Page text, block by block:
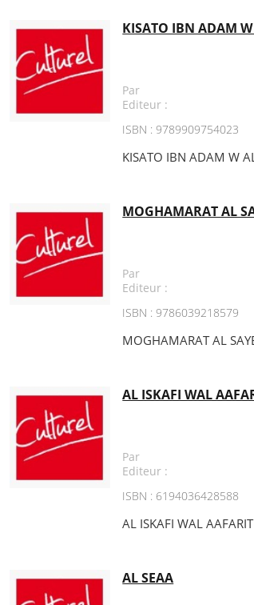
KISATO IBN ADAM
Par
Editeur :
ISBN : 9789909754023
KISATO IBN ADAM W
MOGHAMARAT AL
Par
Editeur :
ISBN : 9786039218579
MOGHAMARAT AL
AL ISKAFI WAL
Par
Editeur :
ISBN : 6194036428588
AL ISKAFI WAL AAFARIT
AL SEAA